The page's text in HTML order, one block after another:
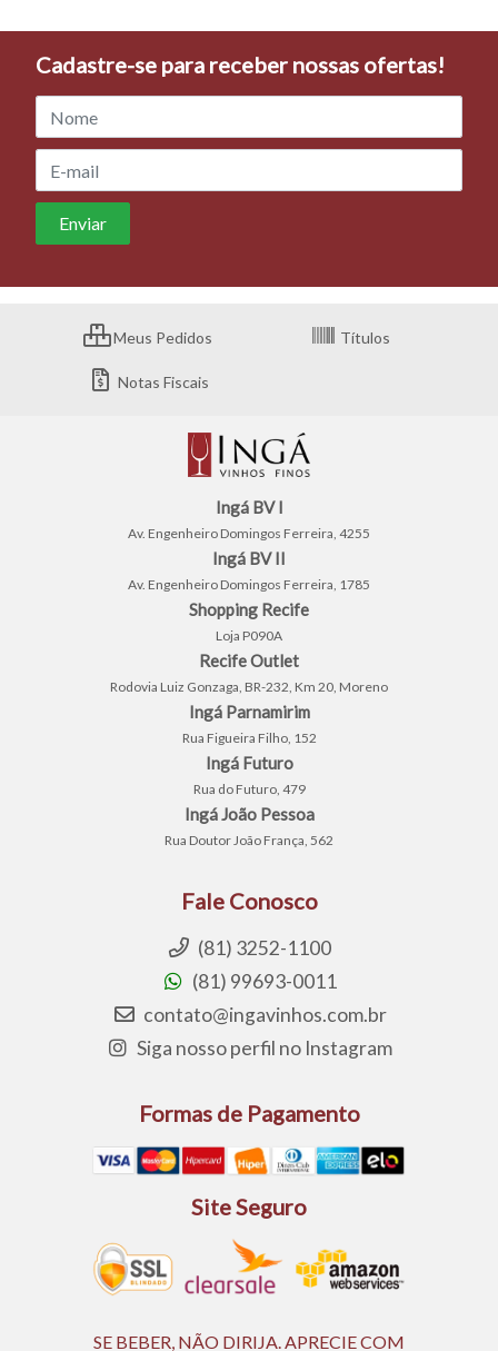
Cadastre-se para receber nossas ofertas!
Meus Pedidos Títulos
Notas Fiscais
Ingá BV I
Av. Engenheiro Domingos Ferreira, 4255
Ingá BV II
Av. Engenheiro Domingos Ferreira, 1785
Shopping Recife
Loja P090A
Recife Outlet
Rodovia Luiz Gonzaga, BR-232, Km 20, Moreno
Ingá Parnamirim
Rua Figueira Filho, 152
Ingá Futuro
Rua do Futuro, 479
Ingá João Pessoa
Rua Doutor João França, 562
Fale Conosco
(81) 3252-1100
(81) 99693-0011
contato@ingavinhos.com.br
Siga nosso perfil no Instagram
Formas de Pagamento
Site Seguro
SE BEBER, NÃO DIRIJA. APRECIE COM